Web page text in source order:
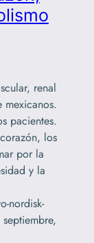
renal
pacientes.
los
por la
y la
nordisk-